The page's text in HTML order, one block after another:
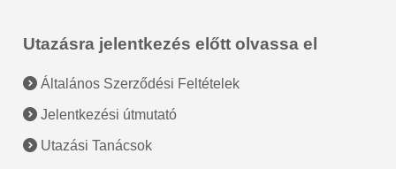
Utazásra jelentkezés előtt olvassa el
Általános Szerződési Feltételek
Jelentkezési útmutató
Utazási Tanácsok